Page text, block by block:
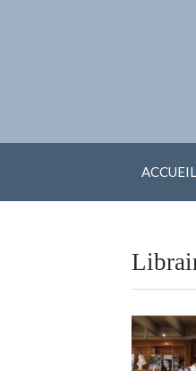
AU
ACCUEIL